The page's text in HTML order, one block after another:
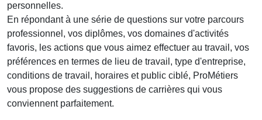
personnelles.
En répondant à une série de questions sur votre parcours
professionnel, vos diplômes, vos domaines d'activités
favoris, les actions que vous aimez effectuer au travail, vos
préférences en termes de lieu de travail, type d'entreprise,
conditions de travail, horaires et public ciblé, ProMétiers
vous propose des suggestions de carrières qui vous
conviennent parfaitement.